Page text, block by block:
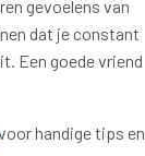
gevoelens van
dat je constant
Een goede vriend
handige tips en